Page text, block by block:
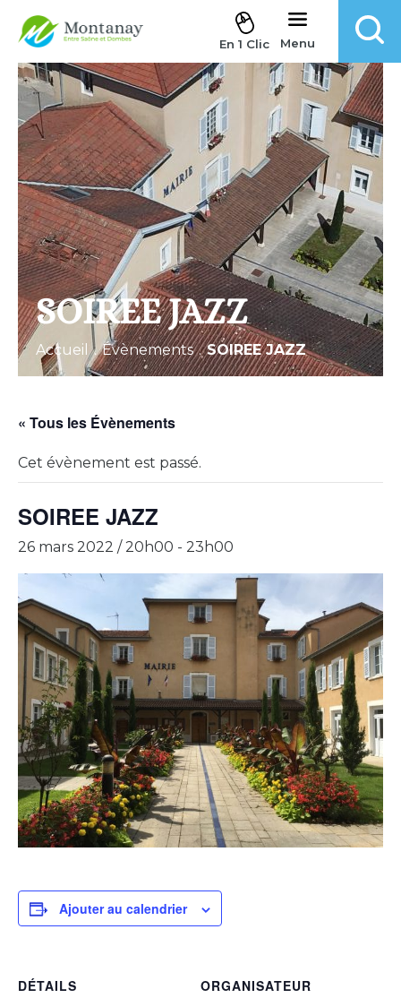
Aller au contenu
En 1 Clic Menu
SOIREE JAZZ
Accueil . Évènements . SOIREE JAZZ
« Tous les Évènements
Cet évènement est passé.
SOIREE JAZZ
26 mars 2022 / 20h00 - 23h00
Ajouter au calendrier
DÉTAILS
ORGANISATEUR